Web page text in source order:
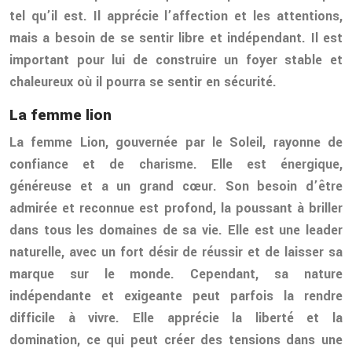
tel qu’il est. Il apprécie l’affection et les attentions,
mais a besoin de se sentir libre et indépendant. Il est
important pour lui de construire un foyer stable et
chaleureux où il pourra se sentir en sécurité.
La femme lion
La femme Lion, gouvernée par le Soleil, rayonne de
confiance et de charisme. Elle est énergique,
généreuse et a un grand cœur. Son besoin d’être
admirée et reconnue est profond, la poussant à briller
dans tous les domaines de sa vie. Elle est une leader
naturelle, avec un fort désir de réussir et de laisser sa
marque sur le monde. Cependant, sa nature
indépendante et exigeante peut parfois la rendre
difficile à vivre. Elle apprécie la liberté et la
domination, ce qui peut créer des tensions dans une